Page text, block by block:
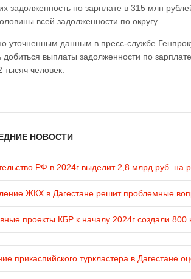
задолженность по зарплате в 315 млн
всей задолженности по округу.
уточненным данным в пресс-службе
добиться выплаты задолженности по
человек.
НОВОСТИ
РФ в 2024г выделит 2,8 млрд руб. на
ЖКХ в Дагестане решит проблемные
проекты КБР к началу 2024г создали 800
прикаспийского туркластера в Дагестане